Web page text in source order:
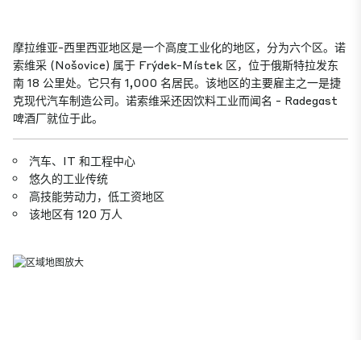
摩拉维亚-西里西亚地区是一个高度工业化的地区，分为六个区。诺
索维采 (Nošovice) 属于 Frýdek-Místek 区，位于俄斯特拉发东
南 18 公里处。它只有 1,000 名居民。该地区的主要雇主之一是捷
克现代汽车制造公司。诺索维采还因饮料工业而闻名 - Radegast
啤酒厂就位于此。
汽车、IT 和工程中心
悠久的工业传统
高技能劳动力，低工资地区
该地区有 120 万人